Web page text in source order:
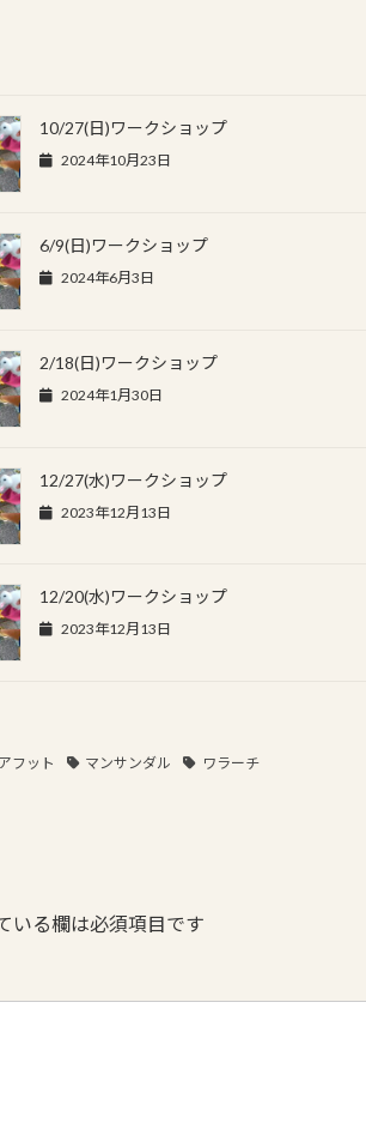
10/27(日)ワークショップ
2024年10月23日
6/9(日)ワークショップ
2024年6月3日
2/18(日)ワークショップ
2024年1月30日
12/27(水)ワークショップ
2023年12月13日
12/20(水)ワークショップ
2023年12月13日
フット マンサンダル
ワラーチ
いる欄は必須項目です